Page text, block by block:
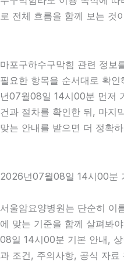
로 전체 흐름을 함께 보는 것
마포구하수구막힘 관련 정보
필요한 항목을 순서대로 확
년07월08일 14시00분 먼저
건과 절차를 확인한 뒤, 마지
맞는 안내를 받으면 더 정확
2026년07월08일 14시00분
서울암요양병원는 단순히 이
에 맞는 기준을 함께 살펴봐
08일 14시00분 기본 안내,
과 조건, 주의사항, 공식 자